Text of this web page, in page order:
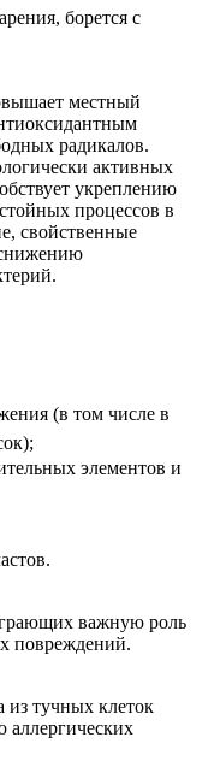
борется с
местный
радикалов.
активных
укреплению
процессов в
свойственные
(в том числе в
элементов и
важную роль
повреждений.
тучных клеток
аллергических